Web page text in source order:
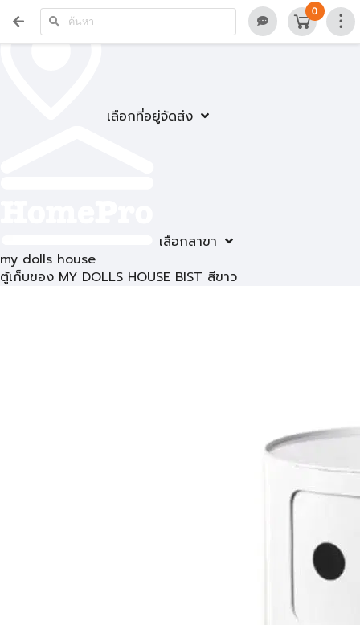
เลือกที่อยู่จัดส่ง
เลือกสาขา
0
my dolls house
ตู้เก็บของ MY DOLLS HOUSE BIST สีขาว